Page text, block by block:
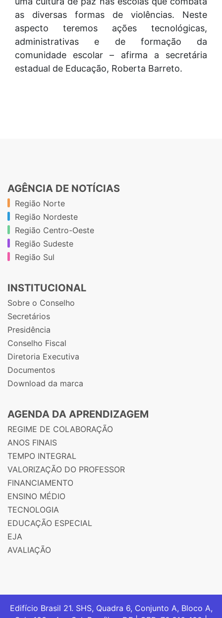
as diversas formas de violências. Neste
aspecto teremos ações tecnológicas,
administrativas e de formação da
comunidade escolar – afirma a secretária
estadual de Educação, Roberta Barreto.
AGÊNCIA DE NOTÍCIAS
Região Norte
Região Nordeste
Região Centro-Oeste
Região Sudeste
Região Sul
INSTITUCIONAL
Sobre o Conselho
Secretários
Presidência
Conselho Fiscal
Diretoria Executiva
Documentos
Download da marca
AGENDA DA APRENDIZAGEM
REGIME DE COLABORAÇÃO
ANOS FINAIS
TEMPO INTEGRAL
VALORIZAÇÃO DO PROFESSOR
FINANCIAMENTO
ENSINO MÉDIO
TECNOLOGIA
EDUCAÇÃO ESPECIAL
EJA
AVALIAÇÃO
Edifício Brasil 21. SHS, Quadra 6, Conjunto A, Bloco A,